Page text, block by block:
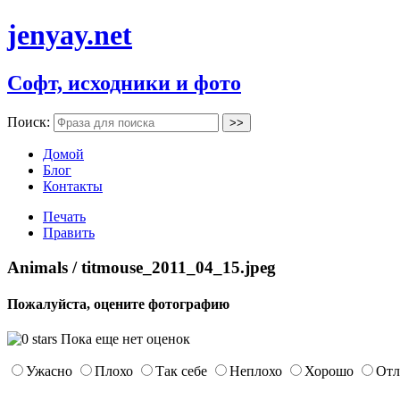
jenyay.net
Софт, исходники и фото
Поиск:
Домой
Блог
Контакты
Печать
Править
Animals / titmouse_2011_04_15.jpeg
Пожалуйста, оцените фотографию
Пока еще нет оценок
Ужасно Плохо Так себе Неплохо Хорошо